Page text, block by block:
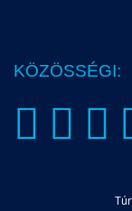
KÖZÖSSÉGI: